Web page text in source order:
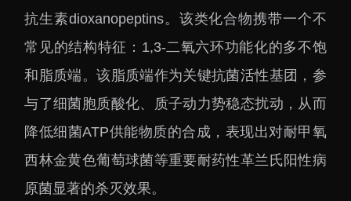
抗生素dioxanopeptins。该类化合物携带一个不
常见的结构特征：1,3-二氧六环功能化的多不饱
和脂质端。该脂质端作为关键抗菌活性基团，参
与了细菌胞质酸化、质子动力势稳态扰动，从而
降低细菌ATP供能物质的合成，表现出对耐甲氧
西林金黄色葡萄球菌等重要耐药性革兰氏阳性病
原菌显著的杀灭效果。